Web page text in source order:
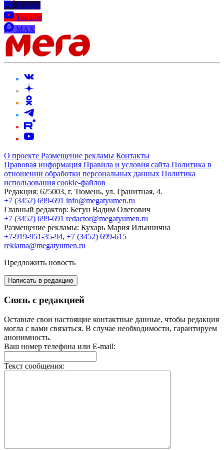
Rutube
Youtube
MAX
О проекте Размещение рекламы Контакты
Правовая информация Правила и условия сайта Политика в
отношении обработки персональных данных Политика
использования cookie-файлов
Редакция: 625003, г. Тюмень, ул. Гранитная, 4.
+7 (3452) 699-691 info@megatyumen.ru
Главный редактор: Бегун Вадим Олегович
+7 (3452) 699-691 redactor@megatyumen.ru
Размещение рекламы: Кухарь Мария Ильинична
+7-919-951-35-94, +7 (3452) 699-615
reklama@megatyumen.ru
Предложить новость
Написать в редакцию
Связь с редакцией
Оставьте свои настоящие контактные данные, чтобы редакция
могла с вами связаться. В случае необходимости, гарантируем
анонимность.
Ваш номер телефона или E-mail:
Текст сообщения: